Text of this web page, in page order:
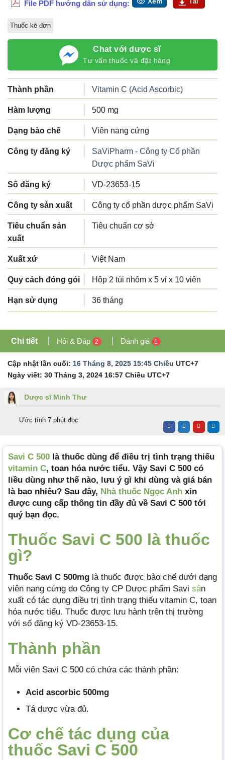
Chat với dược sĩ
Tư vấn thuốc và đặt hàng
File PDF hướng dẫn sử dụng:
Thuốc kê đơn
Thành phần Vitamin C (Acid Ascorbic)
Hàm lượng 500 mg
Dạng bào chế Viên nang cứng
Công ty đăng ký
SaViPharm - Công ty Cổ phần
Dược phẩm SaVi
Số đăng ký VD-23653-15
Công ty sản xuất Công ty cổ phần dược phẩm SaVi
Tiêu chuẩn sản
xuất
Tiêu chuẩn cơ sở
Xuất xứ Việt Nam
Quy cách đóng gói Hộp 2 túi nhôm x 5 vỉ x 10 viên
Hạn sử dụng 36 tháng
Chi tiết Hỏi & Đáp 2 Đánh giá 1
Cập nhật lần cuối: 16 Tháng 8, 2025 15:45 Chiều UTC+7
Ngày viết: 30 Tháng 3, 2024 16:57 Chiều UTC+7
Dược sĩ Minh Thư
Ước tính 7 phút đọc
Savi C 500 là thuốc dùng để điều trị tình trạng thiếu
vitamin C, toan hóa nước tiểu. Vậy Savi C 500 có
liều dùng như thế nào, lưu ý gì khi dùng và giá bán
là bao nhiêu? Sau đây, Nhà thuốc Ngọc Anh xin
được cung cấp thông tin đầy đủ về Savi C 500 tới
quý bạn đọc.
Thuốc Savi C 500 là thuốc
gì?
Thuốc Savi C 500mg là thuốc được bào chế dưới dạng
viên nang cứng do Công ty CP Dược phẩm Savi sản
xuất có tác dụng điều trị tình trạng thiếu vitamin C, toan
hóa nước tiểu. Thuốc được lưu hành trên thị trường
với số đăng ký VD-23653-15.
Thành phần
Mỗi viên Savi C 500 có chứa các thành phần:
Acid ascorbic 500mg
Tá dược vừa đủ.
Cơ chế tác dụng của
thuốc Savi C 500